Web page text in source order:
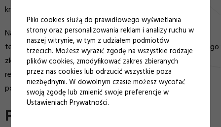
krawędzi oraz powtarzalność produkcji.
Nasi Klienci mogą mieć pewność co do precyzji frezowania,
terminowości realizacji oraz elastycznego podejścia do każdego
zlecenia. Wieloletnie doświadczenie oraz rozbudowana baza
realizacji, którą można zobaczyć w zakładceGaleria
potwierdzają nasze umiejętności i profesjonalizm.
Produkcja elementów z plexi
Pliki cookies służą do prawidłowego wyświetlania
strony oraz personalizowania reklam i analizy ruchu w
naszej witrynie, w tym z udziałem podmiotów
trzecich. Możesz wyrazić zgodę na wszystkie rodzaje
plików cookies, zmodyfikować zakres zbieranych
przez nas cookies lub odrzucić wszystkie poza
niezbędnymi. W dowolnym czasie możesz wycofać
swoją zgodę lub zmienić swoje preferencje w
Ustawieniach Prywatności.